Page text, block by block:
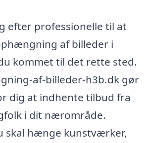
efter professionelle til at
af billeder i
kommet til det rette sted.
af-billeder-h3b.dk gør
dig at indhente tilbud fra
i dit nærområde.
skal hænge kunstværker,